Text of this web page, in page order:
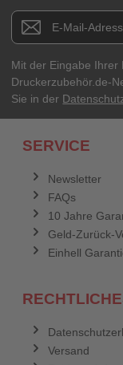
E-Mail-Adresse
Ihr Passwort
Newsletter E-Mail
Mit der Eingabe Ihrer
Druckerzubehör.de-
Sie in der
SERVICE
Newsletter
FAQs
10 Jahre
Geld-Zurück-
Einhell
Versand